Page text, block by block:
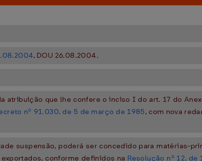
, DOU 26.08.2004.
atribuição que lhe confere o inciso I do art. 17 do
nº 91.030, de 5 de março de 1985, com nova
suspensão, poderá ser concedido para matérias-
conforme definidos na Resolução nº 12,